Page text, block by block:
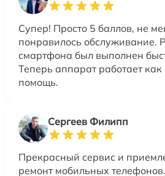
Супер! Просто 5 баллов, не
понравилось обслуживание.
смартфона был выполнен
Теперь аппарат работает
помощь.
Сергеев Филипп
Прекрасный сервис и
ремонт мобильных